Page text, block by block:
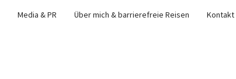
Media & PR Über mich & barrierefreie Reisen
Kontakt